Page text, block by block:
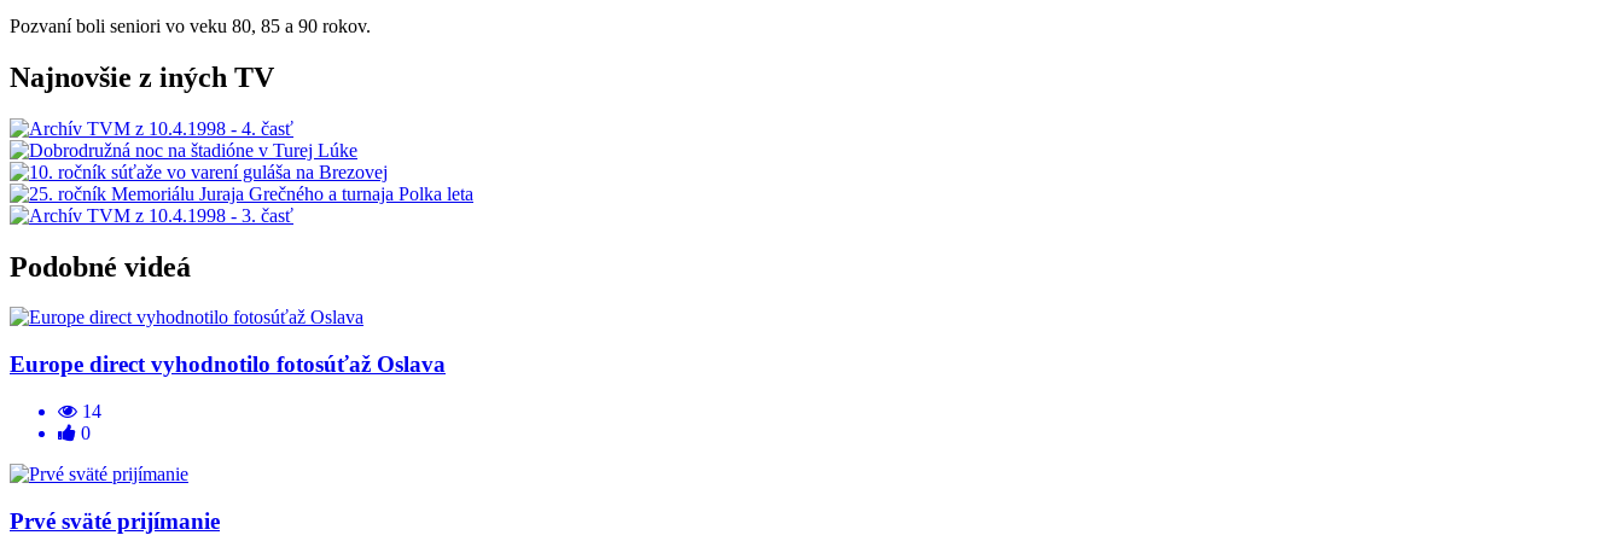
Pozvaní boli seniori vo veku 80, 85 a 90 rokov.
Najnovšie z iných TV
Podobné videá
Europe direct vyhodnotilo fotosúťaž Oslava
14
0
Prvé sväté prijímanie